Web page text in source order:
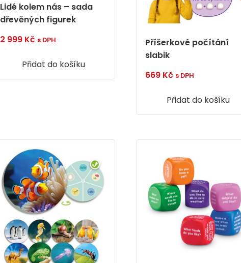
Lidé kolem nás – sada
dřevěných figurek
2 999 Kč s DPH
Přidat do košíku
Příšerkové počítání
slabik
669 Kč s DPH
Přidat do košíku